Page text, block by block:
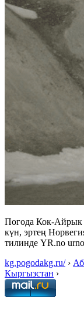
Погода Кок-Айрык
күн, эртең
тилинде YR.no
kg.pogodakg.ru/›
Кыргызстан ›